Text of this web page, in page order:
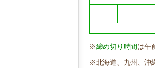
※締め切り時間は午
※北海道、九州、沖